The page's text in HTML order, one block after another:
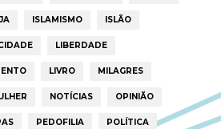
ISLAMISMO ISLÃO
LIBERDADE
LIVRO MILAGRES
NOTÍCIAS OPINIÃO
PEDOFILIA POLÍTICA